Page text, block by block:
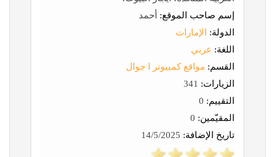
إسم صاحب الموقع: أحمد
الدولة:
الإمارات
اللغة: عربي
القسم: مواقع كمبيوتر ا جوال
الزيارات:
التقييم:
المقيّمين:
تاريخ الإضافة: